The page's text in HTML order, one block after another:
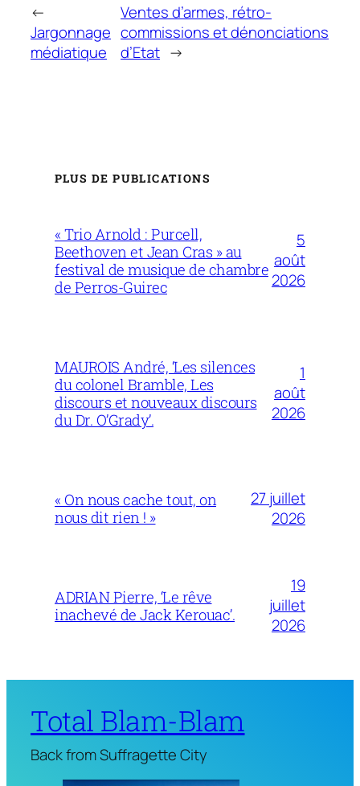
←
Jargonnage
médiatique
Ventes d’armes, rétro-
commissions et dénonciations
d’Etat →
PLUS DE PUBLICATIONS
« Trio Arnold : Purcell,
Beethoven et Jean Cras » au
festival de musique de chambre
de Perros-Guirec
5
août
2026
MAUROIS André, ‘Les silences
du colonel Bramble, Les
discours et nouveaux discours
du Dr. O’Grady’.
1
août
2026
« On nous cache tout, on
nous dit rien ! »
27 juillet
2026
ADRIAN Pierre, ‘Le rêve
inachevé de Jack Kerouac’.
19
juillet
2026
Total Blam-Blam
Back from Suffragette City